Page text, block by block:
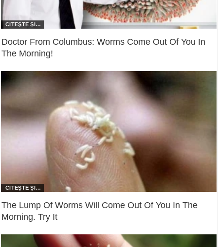
Doctor From Columbus: Worms Come Out Of You In
The Morning!
The Lump Of Worms Will Come Out Of You In The
Morning. Try It